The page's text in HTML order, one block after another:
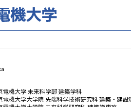
電機大学 未来科学部 建築学科
電機大学大学院 先端科学技術研究科 建築・建設